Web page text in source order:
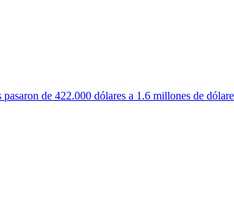
de 422.000 dólares a 1.6 millones de